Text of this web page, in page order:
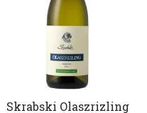
Skrabski Olaszrizling